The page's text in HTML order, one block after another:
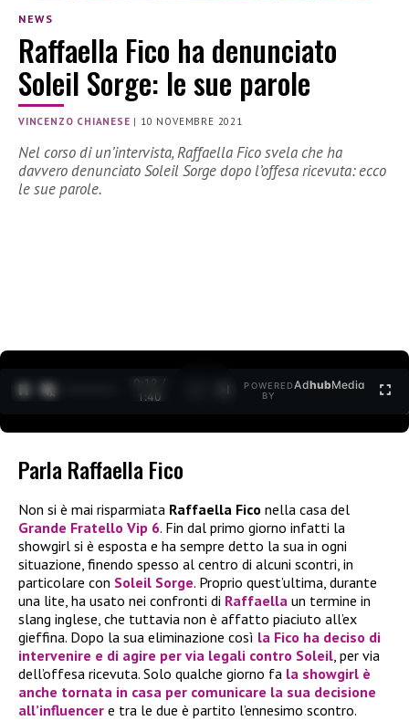
NEWS
Raffaella Fico ha denunciato
Soleil Sorge: le sue parole
VINCENZO CHIANESE | 10 NOVEMBRE 2021
Nel corso di un’intervista, Raffaella Fico svela che ha
davvero denunciato Soleil Sorge dopo l’offesa ricevuta: ecco
le sue parole.
0:12 /
1:40
POWERED
BY
AdhubMedia
Parla Raffaella Fico
Non si è mai risparmiata Raffaella Fico nella casa del
Grande Fratello Vip 6. Fin dal primo giorno infatti la
showgirl si è esposta e ha sempre detto la sua in ogni
situazione, finendo spesso al centro di alcuni scontri, in
particolare con Soleil Sorge. Proprio quest’ultima, durante
una lite, ha usato nei confronti di Raffaella un termine in
slang inglese, che tuttavia non è affatto piaciuto all’ex
gieffina. Dopo la sua eliminazione così la Fico ha deciso di
intervenire e di agire per via legali contro Soleil, per via
dell’offesa ricevuta. Solo qualche giorno fa la showgirl è
anche tornata in casa per comunicare la sua decisione
all’influencer e tra le due è partito l’ennesimo scontro.